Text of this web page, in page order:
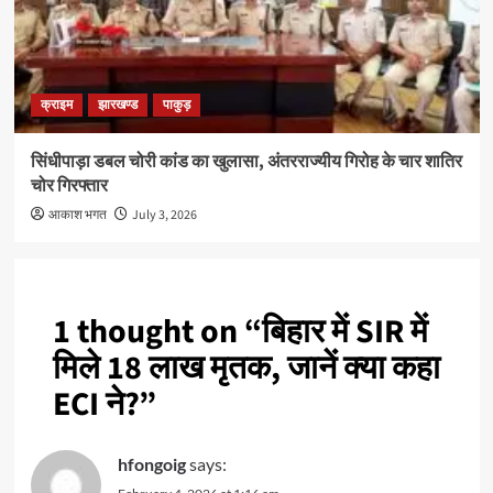
क्राइम झारखण्ड पाकुड़
सिंधीपाड़ा डबल चोरी कांड का खुलासा, अंतरराज्यीय गिरोह के चार शातिर
चोर गिरफ्तार
आकाश भगत July 3, 2026
1 thought on “बिहार में SIR में
मिले 18 लाख मृतक, जानें क्या कहा
ECI ने?”
hfongoigsays: